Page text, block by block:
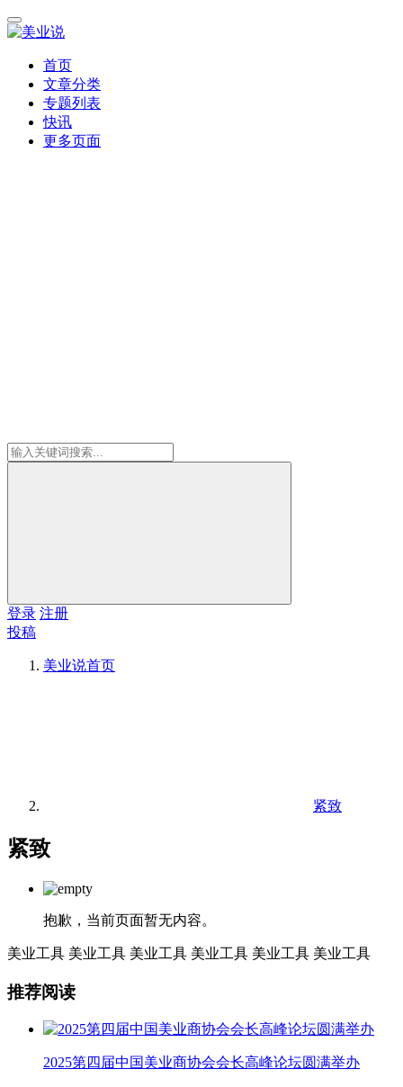
首页
文章分类
专题列表
快讯
更多页面
登录 注册
投稿
美业说首页
紧致
紧致
抱歉，当前页面暂无内容。
美业工具 美业工具 美业工具 美业工具 美业工具 美业工具
推荐阅读
2025第四届中国美业商协会会长高峰论坛圆满举办